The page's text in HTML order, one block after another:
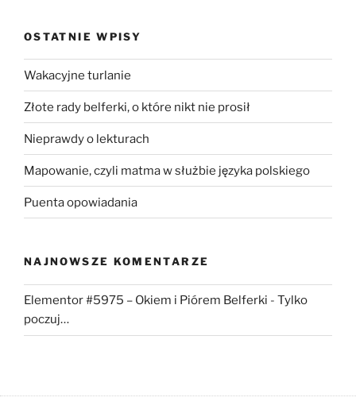
OSTATNIE WPISY
Wakacyjne turlanie
Złote rady belferki, o które nikt nie prosił
Nieprawdy o lekturach
Mapowanie, czyli matma w służbie języka polskiego
Puenta opowiadania
NAJNOWSZE KOMENTARZE
Elementor #5975 – Okiem i Piórem Belferki - Tylko
poczuj…